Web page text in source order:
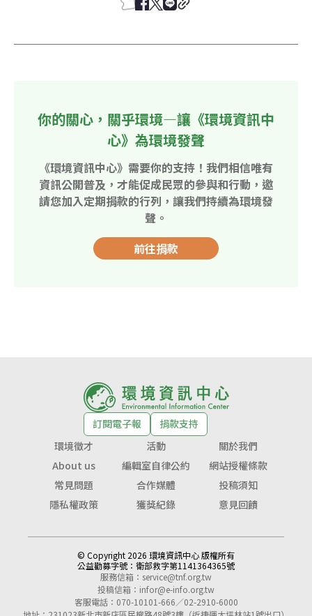
你的關心，關乎環境—讓《環境資訊中
心》為環境發聲
《環境資訊中心》需要你的支持！我們相信唯有
資訊公開普及，才能促成民眾的參與和行動，邀
請您加入定期捐款的行列，讓我們持續為環境發
聲。
前往捐款
訂閱電子報
捐款支持
環境徵才
活動
關於我們
About us
編輯室自律公約
網站授權條款
常見問題
合作媒體
投稿須知
隱私權政策
獲獎紀錄 意見回饋
© Copyright 2026 環境資訊中心 版權所有
公益勸募字號： 衛部救字第1141364365號
服務信箱： service@tnf.org.tw
投稿信箱： infor@e-info.org.tw
客服電話：070-10101-666／02-2910-6000